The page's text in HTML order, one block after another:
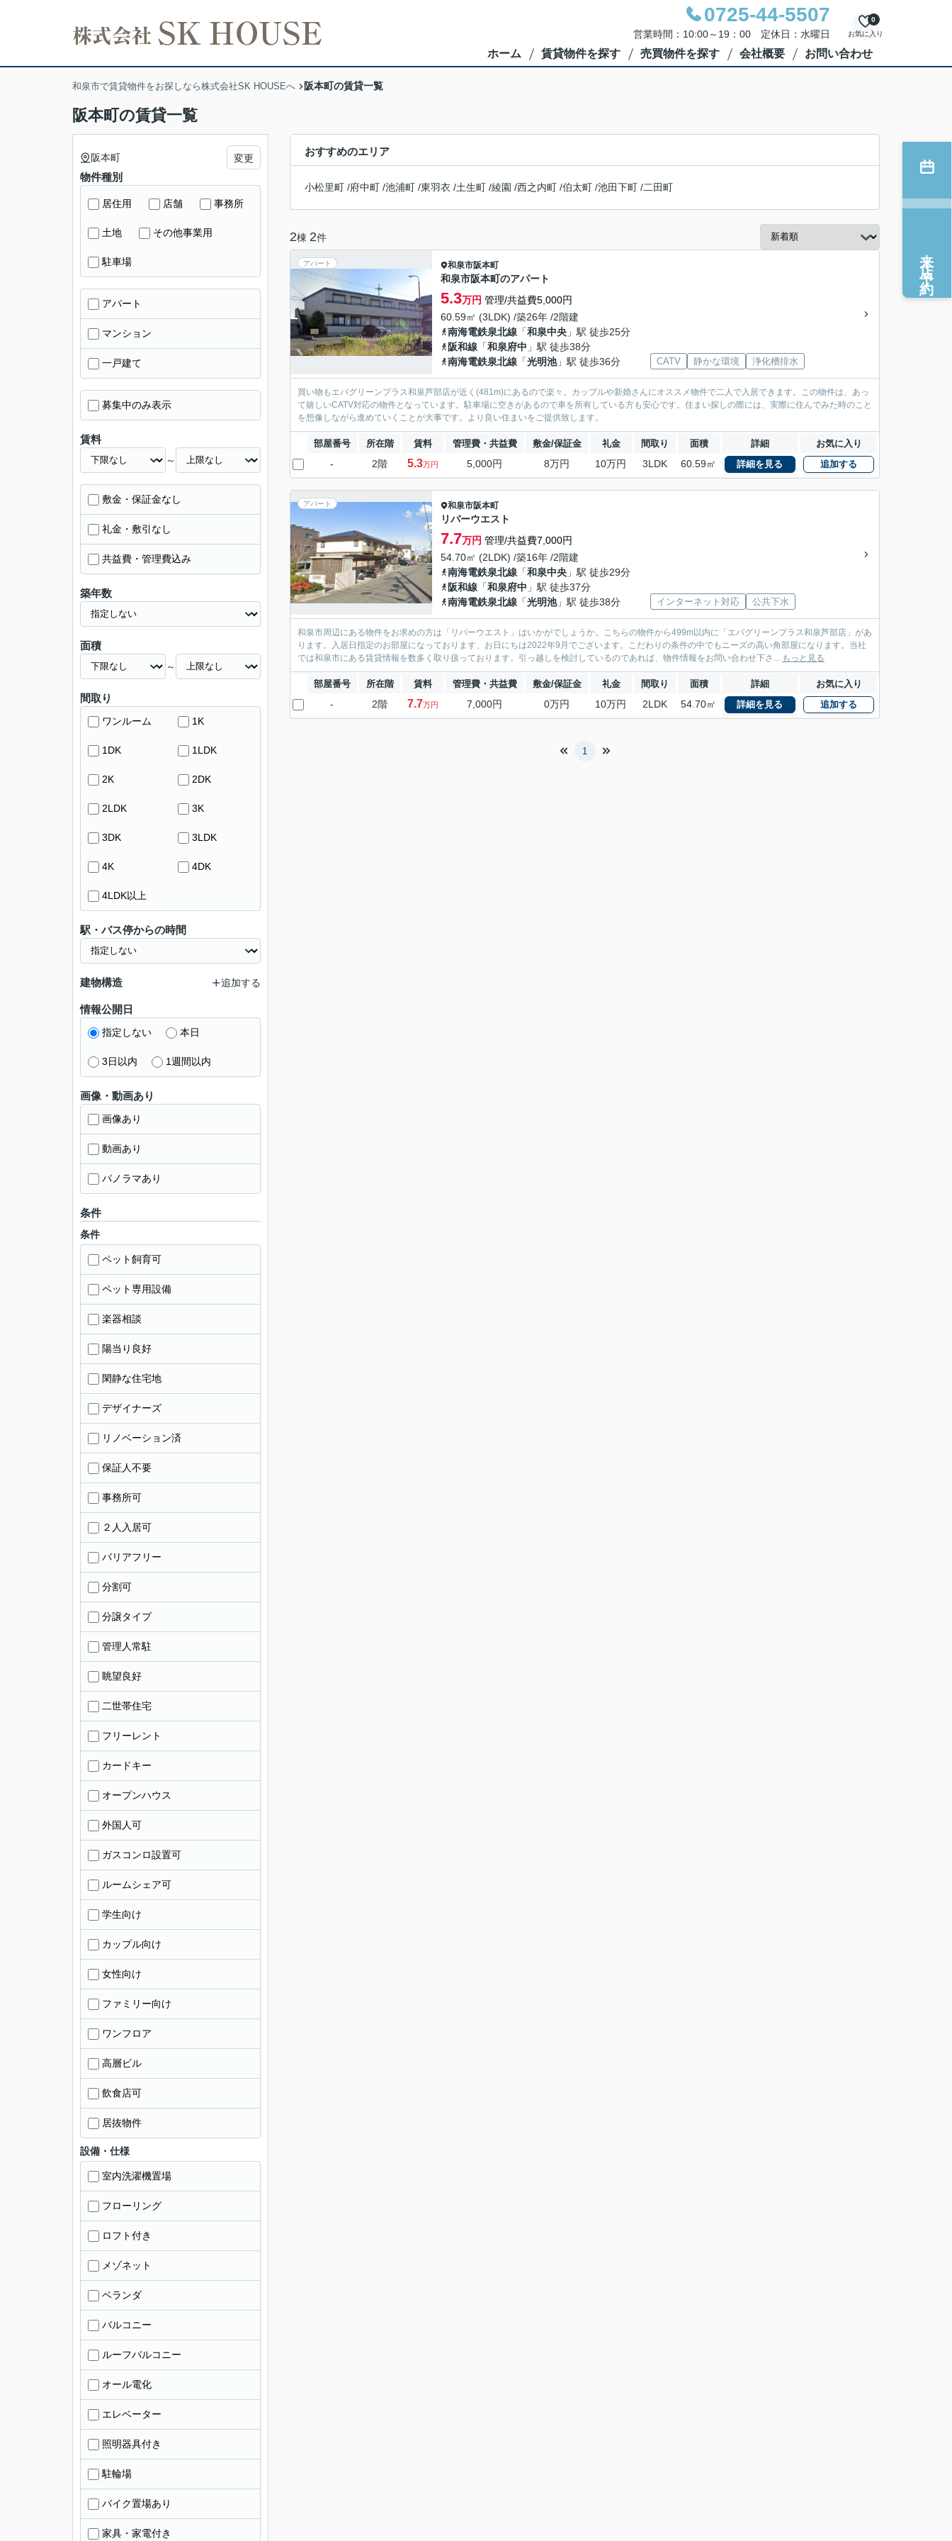
0725-44-5507
営業時間：10:00～19：00 定休日：水曜日 お気に入り
0
ホーム 賃貸物件を探す 売買物件を探す 会社概要 お問い合わせ
和泉市で賃貸物件をお探しなら株式会社SK HOUSEへ 阪本町の賃貸一覧
阪本町の賃貸一覧
おすすめのエリア
小松里町 /府中町 /池浦町 /東羽衣 /土生町 /綾園 /西之内町 /伯太町 /池田下町 /二田町
2棟 2件
アパート 和泉市阪本町
和泉市阪本町のアパート
5.3万円 管理/共益費5,000円
60.59㎡ (3LDK) /築26年 /2階建
南海電鉄泉北線 「和泉中央 」駅 徒歩25分
阪和線 「和泉府中 」駅 徒歩38分
南海電鉄泉北線 「光明池」駅 徒歩36分 CATV 静かな環境 浄化槽排水
買い物もエバグリーンプラス和泉芦部店が近く(481m)にあるので楽々。カップルや新婚さんにオススメ物件で二人で入居できます。この物件は、あっ
て嬉しいCATV対応の物件となっています。駐車場に空きがあるので車を所有している方も安心です。住まい探しの際には、実際に住んでみた時のこと
を想像しながら進めていくことが大事です。より良い住まいをご提供致します。
部屋番号 所在階 賃料 管理費・共益費 敷金/保証金 礼金 間取り 面積 詳細 お気に入り
- 2階 5.3万円 5,000円 8万円 10万円 3LDK 60.59㎡ 詳細を見る 追加する
アパート 和泉市阪本町
リバーウエスト
7.7万円 管理/共益費7,000円
54.70㎡ (2LDK) /築16年 /2階建
南海電鉄泉北線 「和泉中央 」駅 徒歩29分
阪和線 「和泉府中 」駅 徒歩37分
南海電鉄泉北線 「光明池」駅 徒歩38分 インターネット対応 公共下水
和泉市周辺にある物件をお求めの方は「リバーウエスト」はいかがでしょうか。こちらの物件から499m以内に「エバグリーンプラス和泉芦部店」があ
ります。入居日指定のお部屋になっております、お日にちは2022年9月でございます。こだわりの条件の中でもニーズの高い角部屋になります。当社
では和泉市にある賃貸情報を数多く取り扱っております。引っ越しを検討しているのであれば、物件情報をお問い合わせ下さ... もっと見る
部屋番号 所在階 賃料 管理費・共益費 敷金/保証金 礼金 間取り 面積 詳細 お気に入り
- 2階 7.7万円 7,000円 0万円 10万円 2LDK 54.70㎡ 詳細を見る 追加する
1
阪本町 変更
物件種別
居住用 店舗 事務所
土地 その他事業用
駐車場
アパート
マンション
一戸建て
募集中のみ表示
賃料
～
敷金・保証金なし
礼金・敷引なし
共益費・管理費込み
築年数
面積
～
間取り
ワンルーム 1K
1DK 1LDK
2K 2DK
2LDK 3K
3DK 3LDK
4K 4DK
4LDK以上
駅・バス停からの時間
建物構造 追加する
情報公開日
指定しない 本日
3日以内 1週間以内
画像・動画あり
画像あり
動画あり
パノラマあり
条件
条件
ペット飼育可
ペット専用設備
楽器相談
陽当り良好
閑静な住宅地
デザイナーズ
リノベーション済
保証人不要
事務所可
２人入居可
バリアフリー
分割可
分譲タイプ
管理人常駐
眺望良好
二世帯住宅
フリーレント
カードキー
オープンハウス
外国人可
ガスコンロ設置可
ルームシェア可
学生向け
カップル向け
女性向け
ファミリー向け
ワンフロア
高層ビル
飲食店可
居抜物件
設備・仕様
室内洗濯機置場
フローリング
ロフト付き
メゾネット
ベランダ
バルコニー
ルーフバルコニー
オール電化
エレベーター
照明器具付き
駐輪場
バイク置場あり
家具・家電付き
来店予約